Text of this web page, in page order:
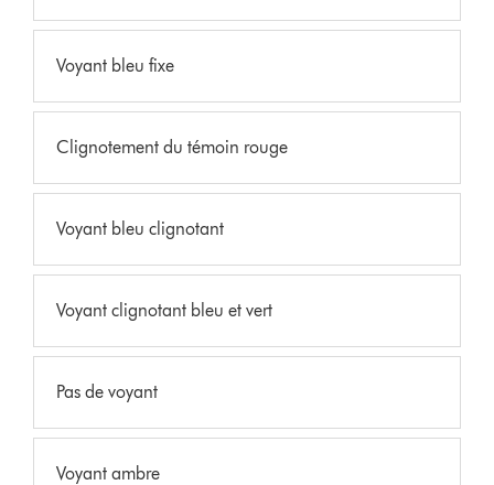
Voyant bleu fixe
Clignotement du témoin rouge
Voyant bleu clignotant
Voyant clignotant bleu et vert
Pas de voyant
Voyant ambre